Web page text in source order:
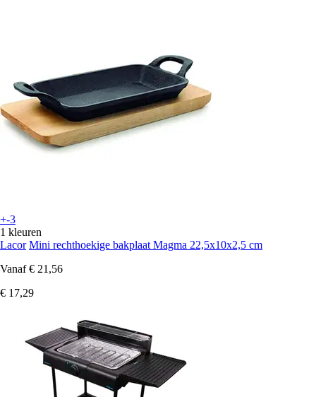
+-3
1 kleuren
Lacor Mini rechthoekige bakplaat Magma 22,5x10x2,5 cm
Vanaf € 21,56
€ 17,29